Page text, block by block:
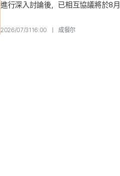
進行深入討論後，已相互協議將於8月
SM娛樂的官方立場全文. 大家好，這
2026/07/31 16:00 | 成餐尔